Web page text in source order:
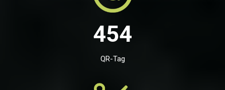
454
QR-Tag